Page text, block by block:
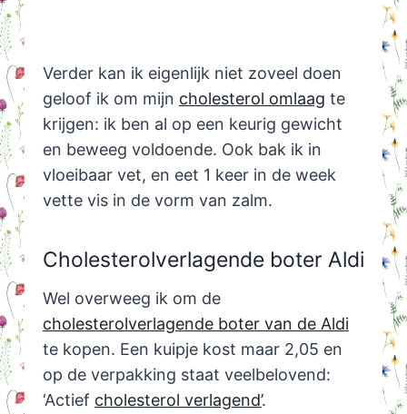
Verder kan ik eigenlijk niet zoveel doen
geloof ik om mijn cholesterol omlaag te
krijgen: ik ben al op een keurig gewicht
en beweeg voldoende. Ook bak ik in
vloeibaar vet, en eet 1 keer in de week
vette vis in de vorm van zalm.
Cholesterolverlagende boter Aldi
Wel overweeg ik om de
cholesterolverlagende boter van de Aldi
te kopen. Een kuipje kost maar 2,05 en
op de verpakking staat veelbelovend:
‘Actief cholesterol verlagend’.